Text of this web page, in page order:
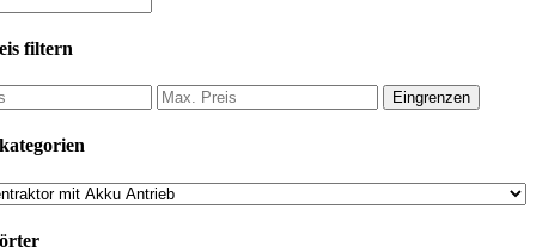
filtern
Eingrenzen